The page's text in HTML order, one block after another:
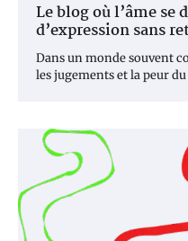
Le blog où l’âme se
d’expression sans
Dans un monde souvent
les jugements et la peur